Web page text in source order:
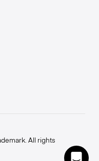
All rights